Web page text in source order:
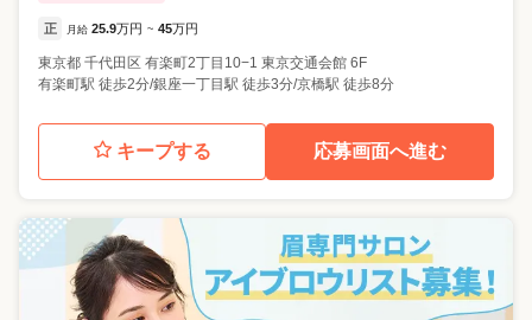
正 月給 25.9万円 ~ 45万円
東京都 千代田区 有楽町2丁目10−1 東京交通会館 6F
有楽町駅 徒歩2分/銀座一丁目駅 徒歩3分/京橋駅 徒歩8分
キープする 応募画面へ進む